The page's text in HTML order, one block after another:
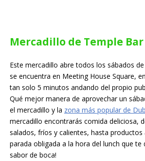
Mercadillo de Temple Bar
Este mercadillo abre todos los sábados
se encuentra en Meeting House Square,
tan solo 5 minutos andando del propio
Qué mejor manera de aprovechar un
el mercadillo y la zona más popular de
mercadillo encontrarás comida deliciosa,
salados, fríos y calientes, hasta productos
parada obligada a la hora del lunch que te
sabor de boca!